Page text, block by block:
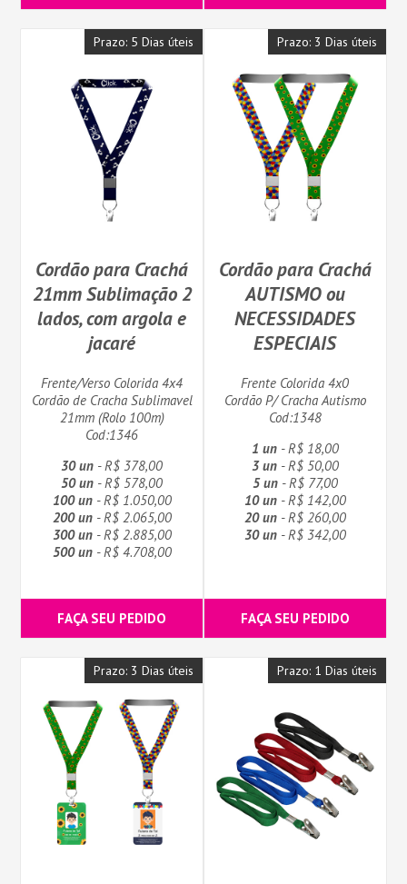
Prazo: 5 Dias úteis
Cordão para Crachá
21mm Sublimação 2
lados, com argola e
jacaré
Frente/Verso Colorida 4x4
Cordão de Cracha Sublimavel
21mm (Rolo 100m)
Cod:1346
30 un - R$ 378,00
50 un - R$ 578,00
100 un- R$ 1.050,00
200 un- R$ 2.065,00
300 un- R$ 2.885,00
500 un- R$ 4.708,00
FAÇA SEU PEDIDO
Prazo: 3 Dias úteis
Cordão para Crachá
AUTISMO ou
NECESSIDADES
ESPECIAIS
Frente Colorida 4x0
Cordão P/ Cracha Autismo
Cod:1348
1 un- R$ 18,00
3 un- R$ 50,00
5 un- R$ 77,00
10 un- R$ 142,00
20 un- R$ 260,00
30 un- R$ 342,00
FAÇA SEU PEDIDO
Prazo: 3 Dias úteis Prazo: 1 Dias úteis